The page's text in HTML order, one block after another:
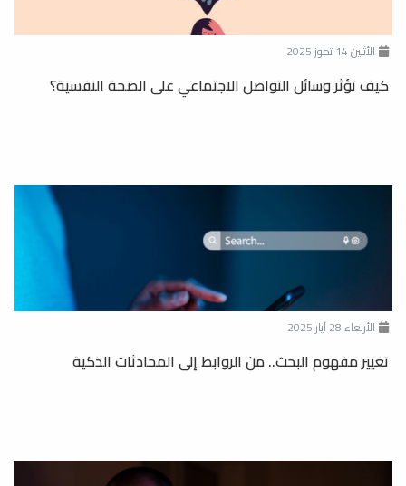
الأثنين 14 تموز 2025
كيف تؤثر وسائل التواصل الاجتماعي على الصحة النفسية؟
الأربعاء 28 آيار 2025
تغيير مفهوم البحث.. من الروابط إلى المحادثات الذكية